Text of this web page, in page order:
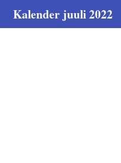
Kalender juuli 2022